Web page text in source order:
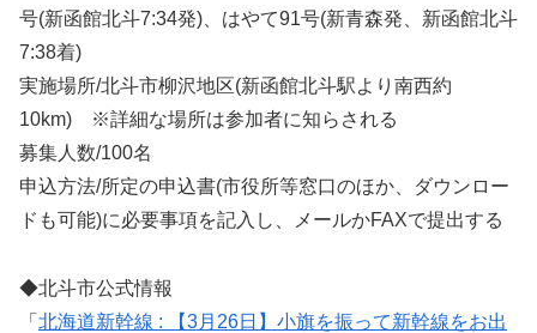
号(新函館北斗7:34発)、はやて91号(新青森発、新函館北斗
7:38着)
実施場所/北斗市柳沢地区(新函館北斗駅より南西約
10km) ※詳細な場所は参加者に知らされる
募集人数/100名
申込方法/所定の申込書(市役所等窓口のほか、ダウンロー
ドも可能)に必要事項を記入し、メールかFAXで提出する
◆北斗市公式情報
「 北海道新幹線 : 【3月26日】小旗を振って新幹線をお出